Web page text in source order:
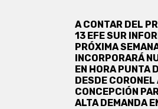
A CONTAR DEL
13 EFE SUR
PRÓXIMA
INCORPORARÁ
EN HORA PUNTA
DESDE CORONEL
CONCEPCIÓN
ALTA DEMANDA